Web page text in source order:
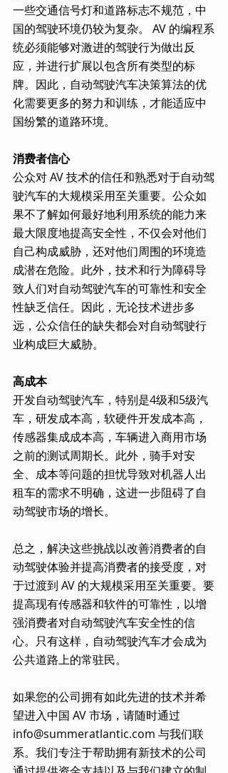
一些交通信号灯和道路标志不规范，中
国的驾驶环境仍较为复杂。 AV 的编程系
统必须能够对激进的驾驶行为做出反
应，并进行扩展以包含所有类型的标
牌。因此，自动驾驶汽车决策算法的优
化需要更多的努力和训练，才能适应中
国纷繁的道路环境。
消费者信心
公众对 AV 技术的信任和熟悉对于自动驾
驶汽车的大规模采用至关重要。公众如
果不了解如何最好地利用系统的能力来
最大限度地提高安全性，不仅会对他们
自己构成威胁，还对他们周围的环境造
成潜在危险。此外，技术和行为障碍导
致人们对自动驾驶汽车的可靠性和安全
性缺乏信任。因此，无论技术进步多
远，公众信任的缺失都会对自动驾驶行
业构成巨大威胁。
高成本
开发自动驾驶汽车，特别是4级和5级汽
车，研发成本高，软硬件开发成本高，
传感器集成成本高，车辆进入商用市场
之前的测试周期长。此外，骑手对安
全、成本等问题的担忧导致对机器人出
租车的需求不明确，这进一步阻碍了自
动驾驶市场的增长。
总之，解决这些挑战以改善消费者的自
动驾驶体验并提高消费者的接受度，对
于过渡到 AV 的大规模采用至关重要。要
提高现有传感器和软件的可靠性，以增
强消费者对自动驾驶汽车安全性的信
心。只有这样，自动驾驶汽车才会成为
公共道路上的常驻民。
如果您的公司拥有如此先进的技术并希
望进入中国 AV 市场，请随时通过
info@summeratlantic.com 与我们联
系。我们专注于帮助拥有新技术的公司